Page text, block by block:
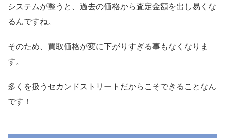
システムが整うと、過去の価格から査定金額を出し易くな
るんですね。
そのため、買取価格が変に下がりすぎる事もなくなりま
す。
多くを扱うセカンドストリートだからこそできることなん
です！